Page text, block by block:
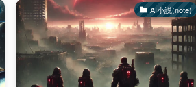
AI小説(note)